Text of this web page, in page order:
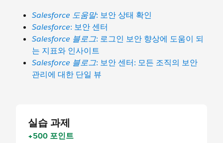
Salesforce 도움말: 보안 상태 확인
Salesforce: 보안 센터
Salesforce 블로그: 로그인 보안 향상에 도움이 되
는 지표와 인사이트
Salesforce 블로그: 보안 센터: 모든 조직의 보안
관리에 대한 단일 뷰
실습 과제
+500 포인트